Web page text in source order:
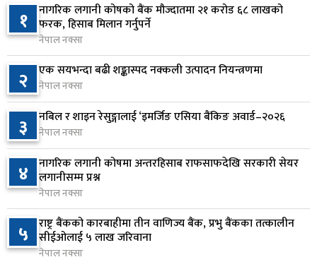
६
रूकुम पश्चिममा प्रहरीको गाडीले मोटरसाइकललाई
ठक्कर दिँदा किशोरको मृत्यु
२ दिन अघि
७
प्रतिनिधिसभा बैठक बस्दै , पाँच विधेयक र प्रतिवेदन
प्रस्तुत हुने
२ दिन अघि
८
आज बस्ने भनिएको राष्ट्रिय सभाको बैठक बुधबारका लागि
सर्‍यो
२ दिन अघि
९
वीरगञ्जमा ट्यांकरको सिल खोलेर तेल निकाल्ने सात जना
रंगेहात पक्राउ
१ नागरिक लगानी कोषको बैंक मौज्दातमा २१ करोड ६८ लाखको
फरक, हिसाब मिलान गर्नुपर्ने
नेपाल नक्सा
२ एक सयभन्दा बढी शङ्कास्पद नक्कली उत्पादन नियन्त्रणमा
नेपाल नक्सा
३ नबिल र शाइन रेसुङ्गालाई ‘इमर्जिङ एसिया बैंकिङ अवार्ड–२०२६
नेपाल नक्सा
४ नागरिक लगानी कोषमा अन्तरहिसाब राफसाफदेखि सरकारी सेयर
लगानीसम्म प्रश्न
नेपाल नक्सा
५ राष्ट्र बैंकको कारबाहीमा तीन वाणिज्य बैंक, प्रभु बैंकका तत्कालीन
सीईओलाई ५ लाख जरिवाना
नेपाल नक्सा